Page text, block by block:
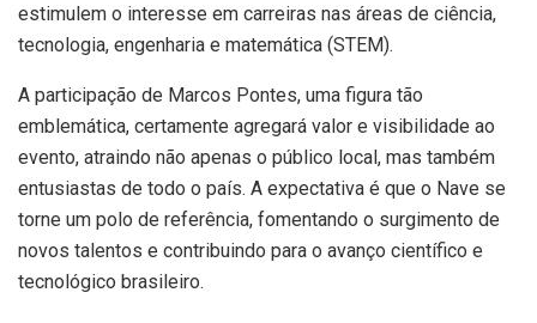
estimulem o interesse em carreiras nas áreas de ciência,
tecnologia, engenharia e matemática (STEM).
A participação de Marcos Pontes, uma figura tão
emblemática, certamente agregará valor e visibilidade ao
evento, atraindo não apenas o público local, mas também
entusiastas de todo o país. A expectativa é que o Nave se
torne um polo de referência, fomentando o surgimento de
novos talentos e contribuindo para o avanço científico e
tecnológico brasileiro.